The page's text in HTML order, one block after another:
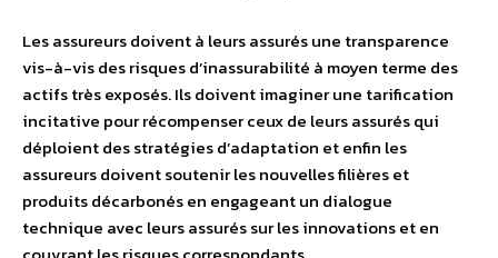
Les assureurs doivent à leurs assurés une transparence
vis-à-vis des risques d’inassurabilité à moyen terme des
actifs très exposés. Ils doivent imaginer une tarification
incitative pour récompenser ceux de leurs assurés qui
déploient des stratégies d’adaptation et enfin les
assureurs doivent soutenir les nouvelles filières et
produits décarbonés en engageant un dialogue
technique avec leurs assurés sur les innovations et en